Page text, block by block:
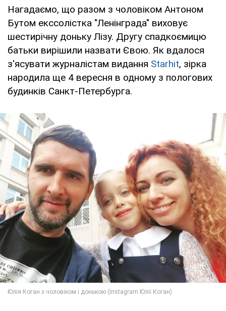
Нагадаємо, що разом з чоловіком Антоном
Бутом екссолістка "Ленінграда" виховує
шестирічну доньку Лізу. Другу спадкоємицю
батьки вирішили назвати Євою. Як вдалося
з'ясувати журналістам видання Starhit, зірка
народила ще 4 вересня в одному з пологових
будинків Санкт-Петербурга.